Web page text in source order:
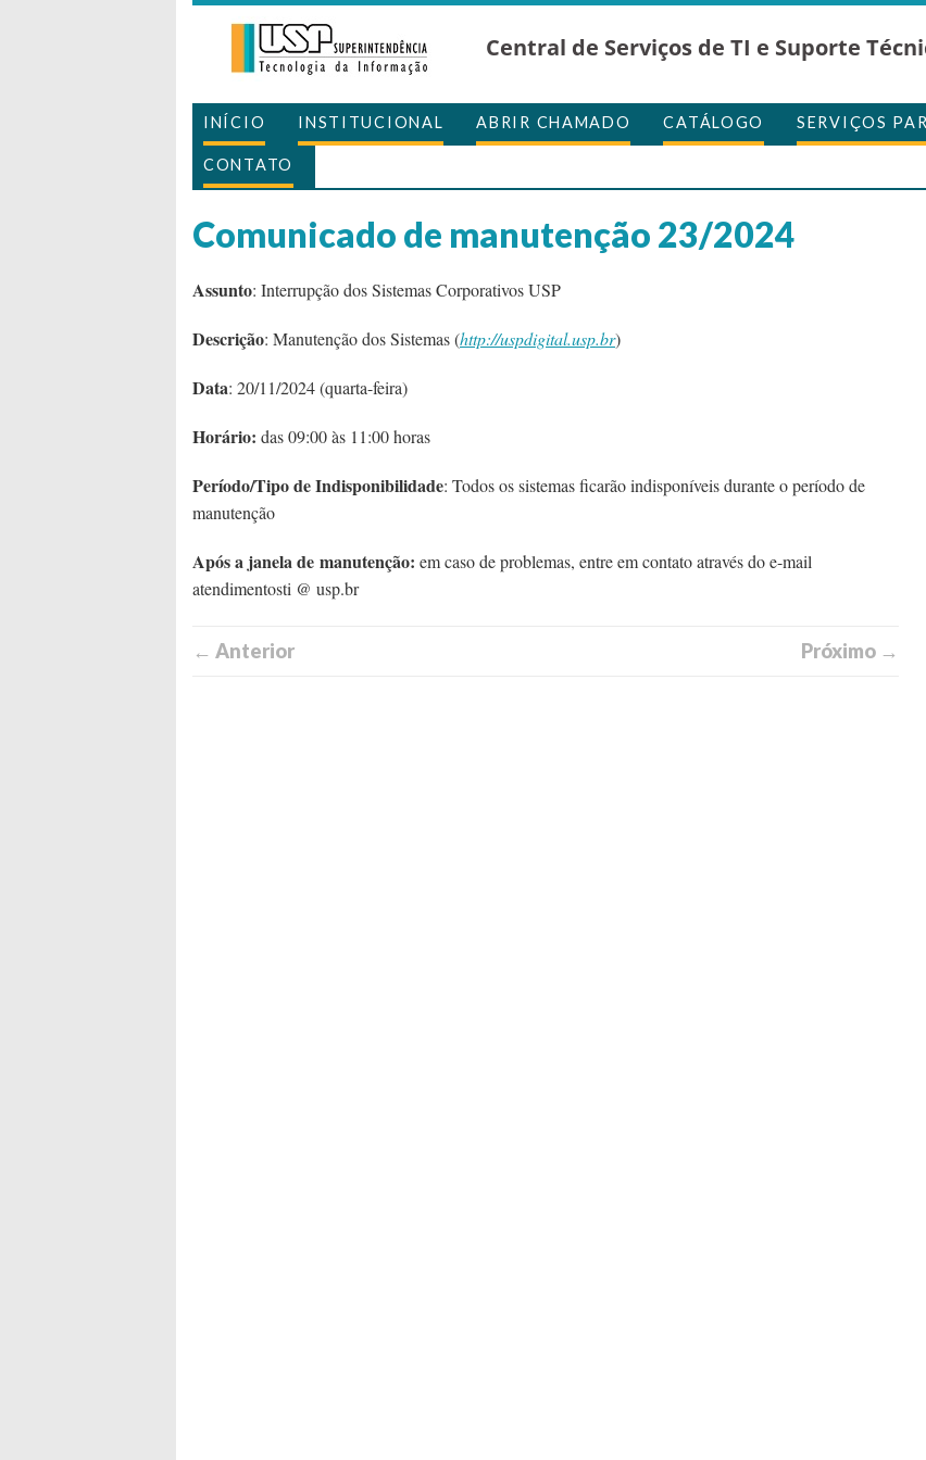
Central de Serviços de TI e Suporte
INÍCIO INSTITUCIONAL ABRIR CHAMADO CATÁLOGO SERVIÇOS
CONTATO
Comunicado de manutenção 23/2024
Assunto: Interrupção dos Sistemas Corporativos USP
Descrição: Manutenção dos Sistemas (http://uspdigital.usp.br)
Data: 20/11/2024 (quarta-feira)
Horário: das 09:00 às 11:00 horas
Período/Tipo de Indisponibilidade: Todos os sistemas ficarão indisponíveis durante o período de
manutenção
Após a janela de manutenção: em caso de problemas, entre em contato através do e-mail
atendimentosti @ usp.br
← Anterior Próximo →